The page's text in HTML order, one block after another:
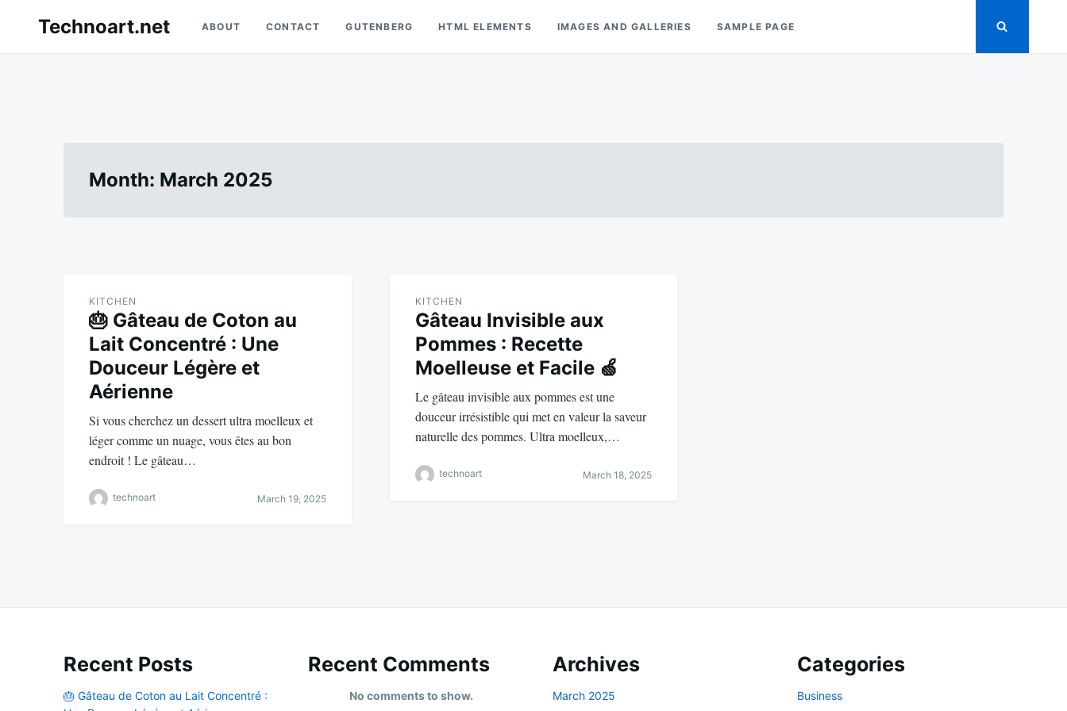
for:
Technoart.net ABOUT CONTACT GUTENBERG HTML ELEMENTS IMAGES AND GALLERIES SAMPLE PAGE
Month: March 2025
KITCHEN
🎂 Gâteau de Coton au
Lait Concentré : Une
Douceur Légère et
Aérienne
Si vous cherchez un dessert ultra moelleux et
léger comme un nuage, vous êtes au bon
endroit ! Le gâteau…
technoart March 19, 2025
KITCHEN
Gâteau Invisible aux
Pommes : Recette
Moelleuse et Facile 🍏
Le gâteau invisible aux pommes est une
douceur irrésistible qui met en valeur la saveur
naturelle des pommes. Ultra moelleux,…
technoart March 18, 2025
Recent Posts
🎂 Gâteau de Coton au Lait Concentré :
Recent Comments
No comments to show.
Archives
March 2025
Categories
Business